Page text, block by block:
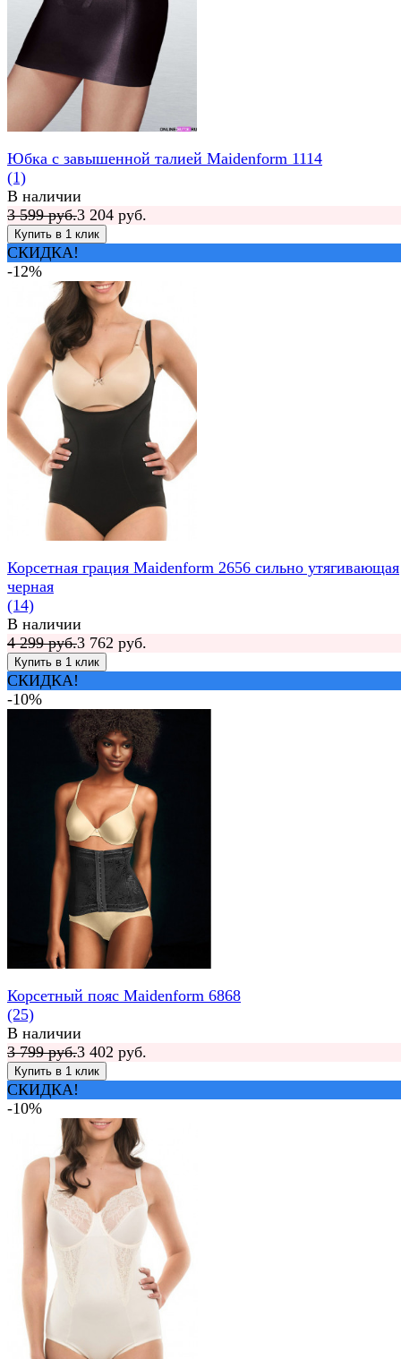
Юбка с завышенной талией Maidenform 1114
(1)
В наличии
3 599 руб.3 204 руб.
СКИДКА!
-12%
Корсетная грация Maidenform 2656 сильно утягивающая
черная
(14)
В наличии
4 299 руб.3 762 руб.
СКИДКА!
-10%
Корсетный пояс Maidenform 6868
(25)
В наличии
3 799 руб.3 402 руб.
СКИДКА!
-10%